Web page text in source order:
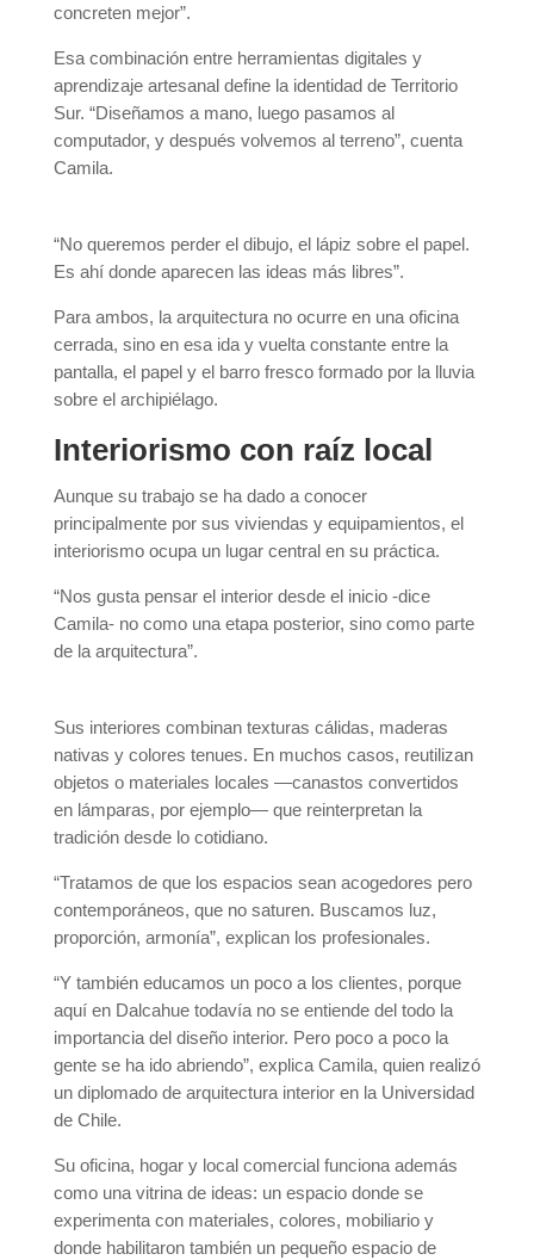
concreten mejor”.
Esa combinación entre herramientas digitales y
aprendizaje artesanal define la identidad de Territorio
Sur. “Diseñamos a mano, luego pasamos al
computador, y después volvemos al terreno”, cuenta
Camila.
“No queremos perder el dibujo, el lápiz sobre el papel.
Es ahí donde aparecen las ideas más libres”.
Para ambos, la arquitectura no ocurre en una oficina
cerrada, sino en esa ida y vuelta constante entre la
pantalla, el papel y el barro fresco formado por la lluvia
sobre el archipiélago.
Interiorismo con raíz local
Aunque su trabajo se ha dado a conocer
principalmente por sus viviendas y equipamientos, el
interiorismo ocupa un lugar central en su práctica.
“Nos gusta pensar el interior desde el inicio -dice
Camila- no como una etapa posterior, sino como parte
de la arquitectura”.
Sus interiores combinan texturas cálidas, maderas
nativas y colores tenues. En muchos casos, reutilizan
objetos o materiales locales —canastos convertidos
en lámparas, por ejemplo— que reinterpretan la
tradición desde lo cotidiano.
“Tratamos de que los espacios sean acogedores pero
contemporáneos, que no saturen. Buscamos luz,
proporción, armonía”, explican los profesionales.
“Y también educamos un poco a los clientes, porque
aquí en Dalcahue todavía no se entiende del todo la
importancia del diseño interior. Pero poco a poco la
gente se ha ido abriendo”, explica Camila, quien realizó
un diplomado de arquitectura interior en la Universidad
de Chile.
Su oficina, hogar y local comercial funciona además
como una vitrina de ideas: un espacio donde se
experimenta con materiales, colores, mobiliario y
donde habilitaron también un pequeño espacio de